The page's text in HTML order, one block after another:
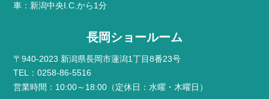
車：新潟中央I.C.から1分
長岡ショールーム
〒940-2023 新潟県長岡市蓮潟1丁目8番23号
TEL：0258-86-5516
営業時間：10:00～18:00（定休日：水曜・木曜日）